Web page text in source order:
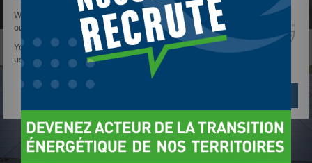
We use cookies to give you the best experience on
our site.
You can find out more about which cookies we are
using or switch them off insettings.